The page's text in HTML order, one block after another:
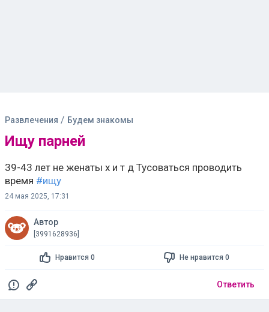
Развлечения / Будем знакомы
Ищу парней
39-43 лет не женаты х и т д Тусоваться проводить
время #ищу
24 мая 2025, 17:31
Автор
[3991628936]
Нравится 0 Не нравится 0
Ответить